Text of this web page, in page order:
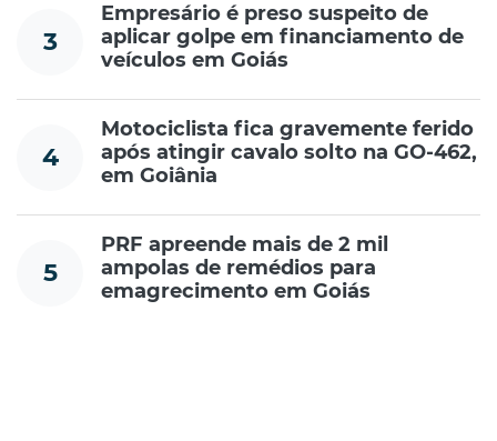
3
Empresário é preso suspeito de
aplicar golpe em financiamento de
veículos em Goiás
4
Motociclista fica gravemente ferido
após atingir cavalo solto na GO-462,
em Goiânia
5
PRF apreende mais de 2 mil
ampolas de remédios para
emagrecimento em Goiás